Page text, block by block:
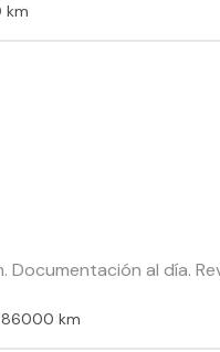
km
al día.
86000 km